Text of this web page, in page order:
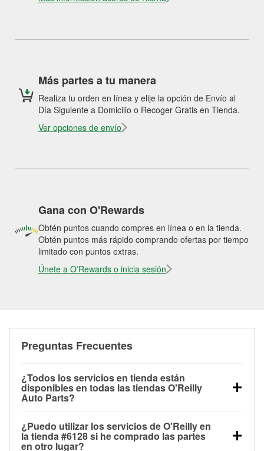
Más partes a tu manera
Realiza tu orden en línea y elije la opción de Envío al
Día Siguiente a Domicilio o Recoger Gratis en Tienda.
Ver opciones de envío
Gana con O'Rewards
Obtén puntos cuando compres en línea o en la tienda.
Obtén puntos más rápido comprando ofertas por tiempo
limitado con puntos extras.
Únete a O'Rewards o inicia sesión
Preguntas Frecuentes
¿Todos los servicios en tienda están
disponibles en todas las tiendas O'Reilly
Auto Parts?
las pruebas de batería, pruebas de alternador y
motor de arranque, revisión de la luz “Check Engine”
¿Puedo utilizar los servicios de O'Reilly en
la tienda #6128 si he comprado las partes
en otro lugar?